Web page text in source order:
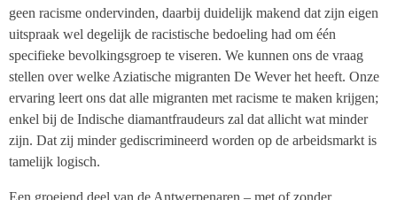
geen racisme ondervinden, daarbij duidelijk makend dat zijn eigen
uitspraak wel degelijk de racistische bedoeling had om één
specifieke bevolkingsgroep te viseren. We kunnen ons de vraag
stellen over welke Aziatische migranten De Wever het heeft. Onze
ervaring leert ons dat alle migranten met racisme te maken krijgen;
enkel bij de Indische diamantfraudeurs zal dat allicht wat minder
zijn. Dat zij minder gediscrimineerd worden op de arbeidsmarkt is
tamelijk logisch.
Een groeiend deel van de Antwerpenaren – met of zonder